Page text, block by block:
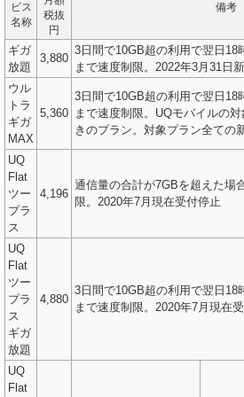
ビス
名称
税抜
円
備考
ギガ
放題
3,880
3日間で10GB超の利用で翌日18
まで速度制限。2022年3月31日
ウル
トラ
ギガ
MAX
5,360
3日間で10GB超の利用で翌日18
まで速度制限。UQモバイルの
きのプラン。対象プラン全ての
UQ
Flat
ツー
プラ
ス
4,196
通信量の合計が7GBを超えた場
限。2020年7月現在受付停止
UQ
Flat
ツー
プラ
ス
ギガ
放題
4,880
3日間で10GB超の利用で翌日18
まで速度制限。2020年7月現在
UQ
Flat